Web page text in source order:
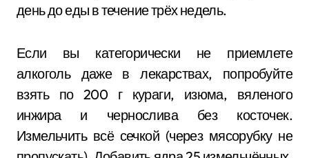
день до еды в течение трёх недель.
Если вы категорически не приемлете
алкоголь даже в лекарствах, попробуйте
взять по 200 г кураги, изюма, вяленого
инжира и чернослива без косточек.
Измельчить всё сечкой (через мясорубку не